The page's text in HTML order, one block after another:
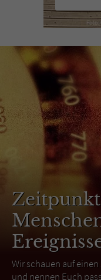
Wir schauen auf
und nennen Euch